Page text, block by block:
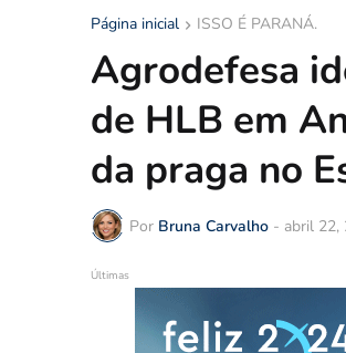
Página inicial ISSO É PARANÁ.
Agrodefesa
de HLB em
da praga no
Por Bruna Carvalho - abril 22,
Últimas